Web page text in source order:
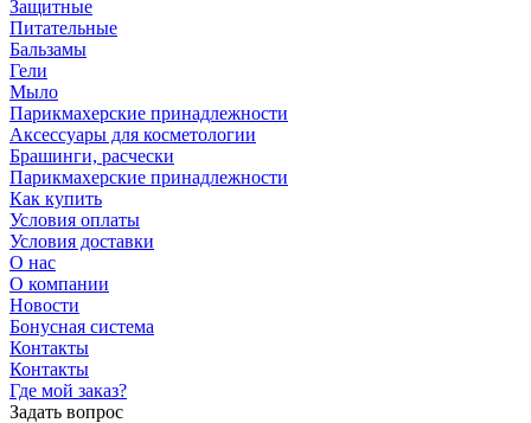
Защитные
Питательные
Бальзамы
Гели
Мыло
Парикмахерские принадлежности
Аксессуары для косметологии
Брашинги, расчески
Парикмахерские принадлежности
Как купить
Условия оплаты
Условия доставки
О нас
О компании
Новости
Бонусная система
Контакты
Контакты
Где мой заказ?
Задать вопрос